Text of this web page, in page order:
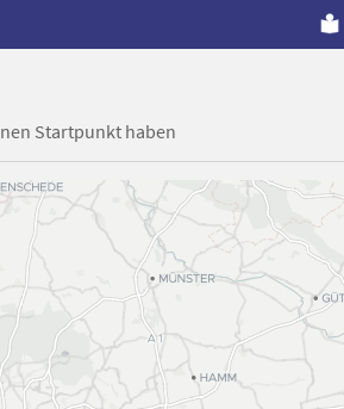
Startpunkt haben